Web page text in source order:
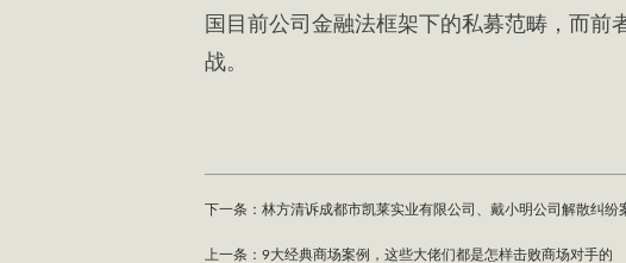
国目前公司金融法框架下的私募范畴，而
战。
下一条：林方清诉成都市凯莱实业有限公司、戴小明公司解散纠纷
上一条：9大经典商场案例，这些大佬们都是怎样击败商场对手的